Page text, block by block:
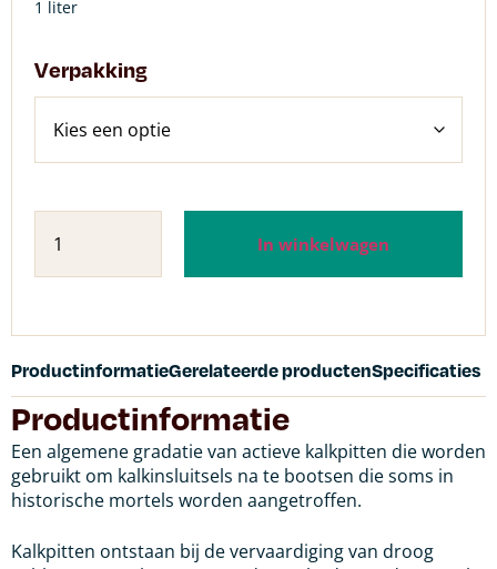
1 liter
Verpakking
In winkelwagen
ProductinformatieGerelateerde productenSpecificaties
Productinformatie
Een algemene gradatie van actieve kalkpitten die worden
gebruikt om kalkinsluitsels na te bootsen die soms in
historische mortels worden aangetroffen.
Kalkpitten ontstaan bij de vervaardiging van droog